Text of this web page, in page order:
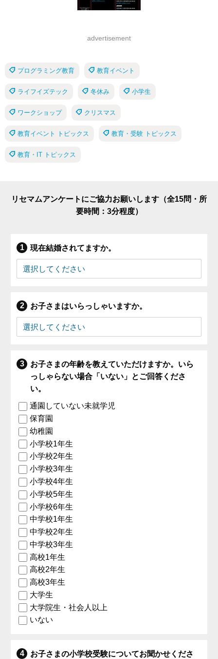
advertisement
プログラミング教育 教育イベント
ライフイズテック 冬休み 小学生
ワークショップ クリスマス
教育イベント トピックス 教育・受験 トピックス
教育・IT トピックス
リセマムアンケートにご協力お願いします（全15問・所
要時間：3分程度）
現在結婚されてますか。
お子さまはいらっしゃいますか。
お子さまの年齢を教えていただけますか。いら
っしゃらない場合「いない」とご回答くださ
い。
通園していない未就学児
保育園
幼稚園
小学校1年生
小学校2年生
小学校3年生
小学校4年生
小学校5年生
小学校6年生
中学校1年生
中学校2年生
中学校3年生
高校1年生
高校2年生
高校3年生
大学生
大学院生・社会人以上
いない
お子さまの小学校受験についてお聞かせくださ